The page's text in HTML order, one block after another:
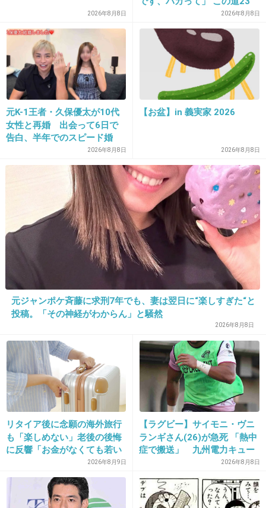
2013/12/12(木) 16:19:34
｢1リットルの涙｣の錦戸くんの
｢お前ら、ずるいよ…｣
っていう台詞。
主役の沢尻エリカが段々動けなくなって車椅子
で高校に通うことになった。
いて表向きは仲良い友達同士だったんだけど、
実は沢尻エリカの介助をすることに不満を持っ
ていた。
皆がやるからやっている、沢尻エリカが可哀想
だったから断りづらかった…っていうのが本音
だった。
｢実は手伝いたくなかった｣｢私たちだってやる
ことがある｣｢実は部活に出たかった｣などと泣
きながら不満を洩らしたクラスメイト達に、錦
戸くんが凄い辛そうな顔でこう言ったのが印象
的だったな。
あの人アイドルだけど、何気に良い役者だよ
ね。
+374 -16
2013/12/12(木) 16:19:57
想いは素粒子である！
2026年8月8日
年の彫り師YouTuberの動画
が話題
2026年8月8日
元K-1王者・久保優太が10代
女性と再婚 出会って6日で
告白、半年でのスピード婚
2026年8月8日
【お盆】in 義実家 2026
2026年8月8日
元ジャンポケ斉藤に求刑7年でも、妻は翌日に“楽しすぎた“と
投稿。「その神経がわからん」と騒然
2026年8月8日
リタイア後に念願の海外旅行
も「楽しめない」老後の後悔
に反響「お金がなくても若い
うちに？」50代以上の切実な
声
2026年8月9日
【ラグビー】サイモニ・ヴニ
ランギさん(26)が急死 「熱中
症で搬送」 九州電力キュー
デンヴォルテクスで練習中
2026年8月8日